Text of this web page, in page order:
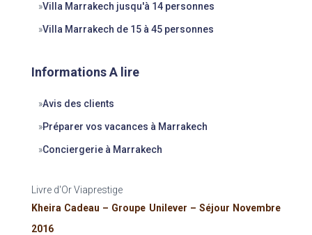
»Villa Marrakech jusqu'à 14 personnes
»Villa Marrakech de 15 à 45 personnes
Informations A lire
»Avis des clients
»Préparer vos vacances à Marrakech
»Conciergerie à Marrakech
Livre d'Or Viaprestige
Kheira Cadeau – Groupe Unilever – Séjour Novembre
2016